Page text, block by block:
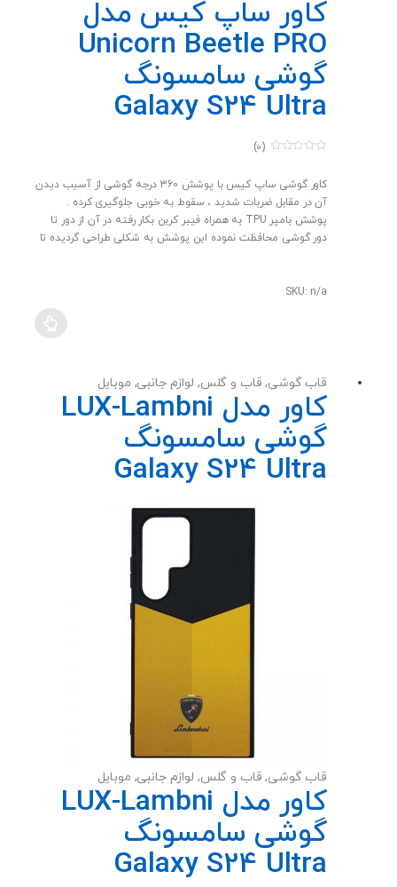
کاور ساپ کیس مدل
Unicorn Beetle PRO
گوشی سامسونگ
Galaxy S24 Ultra
u
o
5
(0)
کاور گوشی ساپ کیس با پوشش 360 درجه گوشی از آسیب دیدن
آن در مقابل ضربات شدید ، سقوط به خوبی جلوگیری کرده .
پوشش بامپر TPU به همراه فیبر کربن بکار رفته در آن از دور تا
دور گوشی محافظت نموده این پوشش به شکلی طراحی گردیده تا
و لنزهای گوشی در هنگام برخورد با سطوح یا سقوط و پرت شدگی
SKU: n/a
قاب گوشی, قاب و گلس, لوازم جانبی, موبایل
کاور مدل LUX-Lambni
گوشی سامسونگ
Galaxy S24 Ultra
قاب گوشی, قاب و گلس, لوازم جانبی, موبایل
کاور مدل LUX-Lambni
گوشی سامسونگ
Galaxy S24 Ultra